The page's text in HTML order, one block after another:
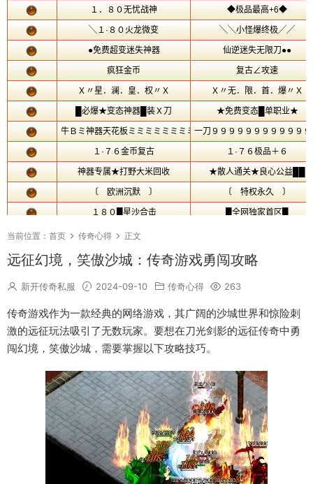
当前位置： 首页 传奇心得 正文
远征幻境，笑傲沙城：传奇游戏勇闯攻略
新开传奇私服 2024-09-10 传奇心得 263
传奇游戏作为一款经典的网络游戏，其广阔的沙城世界和惊险刺
激的远征玩法吸引了无数玩家。要想在刀光剑影的远征传奇中勇
闯幻境，笑傲沙城，需要掌握以下攻略技巧。